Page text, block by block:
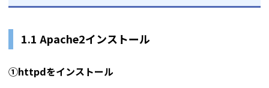
1.1 Apache2インストール
①httpdをインストール